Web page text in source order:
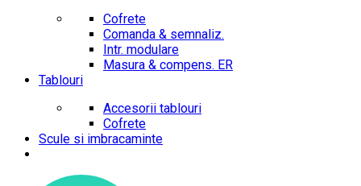
Cofrete
Comanda & semnaliz.
Intr. modulare
Masura & compens. ER
Tablouri
Accesorii tablouri
Cofrete
Scule si imbracaminte